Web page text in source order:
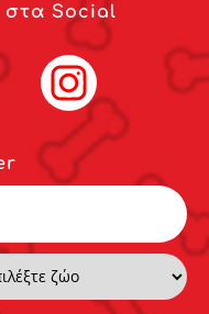
στα Social
YouTube Instagram